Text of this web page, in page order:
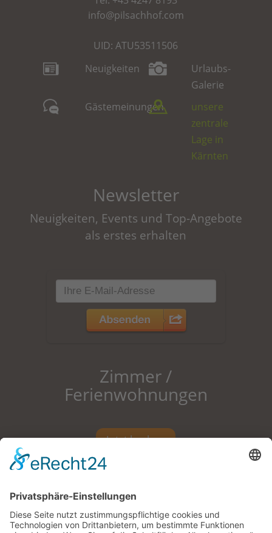
info@pilsachhof.com
UID: ATU53511506
Neuigkeiten
Urlaubs-
Galerie
Gästemeinungen
unsere
zentrale
Lage in
Kärnten
Newsletter
Neuigkeiten, Events und Top-Angebote
als erstes erhalten
Zimmer /
Ferienwohnungen
Jetzt buchen
Pension |
Zimmer mit Frühstück |